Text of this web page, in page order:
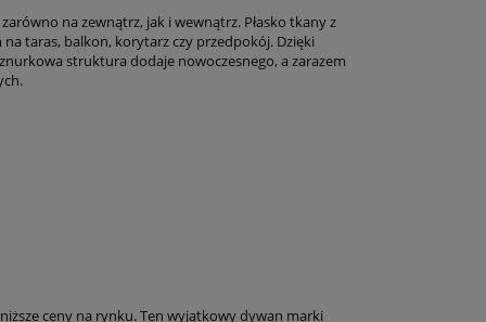
Cena regularna:1 199,00 zł
Najniższa cena:1 199,00 zł
na zewnątrz, jak i wewnątrz. Płasko tkany z
taras, balkon, korytarz czy przedpokój. Dzięki
struktura dodaje nowoczesnego, a zarazem
ceny na rynku. Ten wyjątkowy dywan marki